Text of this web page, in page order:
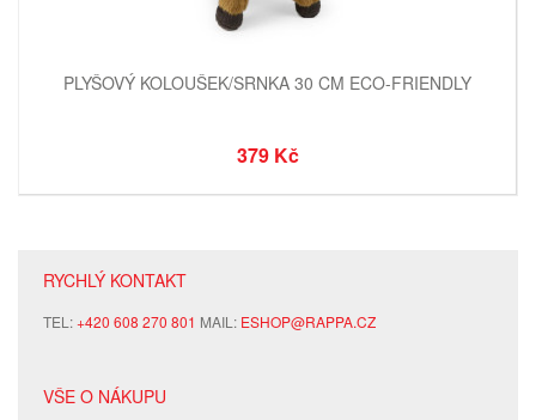
PLYŠOVÝ KOLOUŠEK/SRNKA 30 CM ECO-FRIENDLY
379 Kč
RYCHLÝ KONTAKT
TEL:+420 608 270 801 MAIL: ESHOP@RAPPA.CZ
VŠE O NÁKUPU